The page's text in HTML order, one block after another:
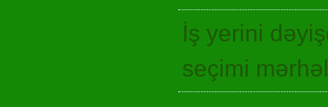
İş yerini
seçimi